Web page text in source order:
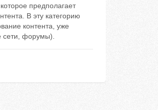
предполагает
В эту категорию
контента, уже
сети, форумы).